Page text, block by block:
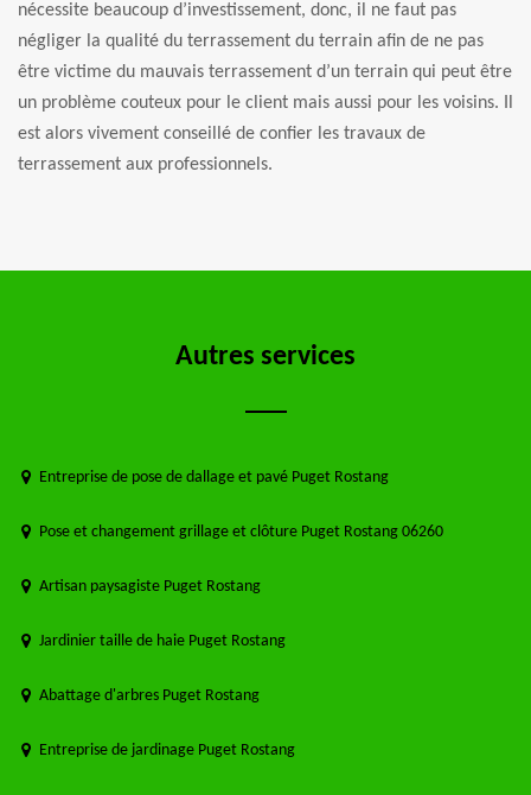
nécessite beaucoup d’investissement, donc, il ne faut pas
négliger la qualité du terrassement du terrain afin de ne pas
être victime du mauvais terrassement d’un terrain qui peut être
un problème couteux pour le client mais aussi pour les voisins. Il
est alors vivement conseillé de confier les travaux de
terrassement aux professionnels.
Autres services
Entreprise de pose de dallage et pavé Puget Rostang
Pose et changement grillage et clôture Puget Rostang 06260
Artisan paysagiste Puget Rostang
Jardinier taille de haie Puget Rostang
Abattage d'arbres Puget Rostang
Entreprise de jardinage Puget Rostang